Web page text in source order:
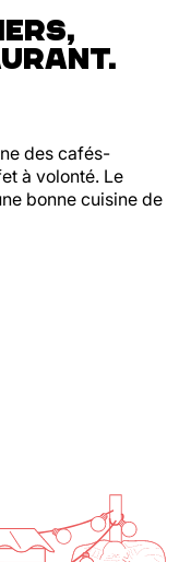
des cafés-
à volonté. Le
bonne cuisine de